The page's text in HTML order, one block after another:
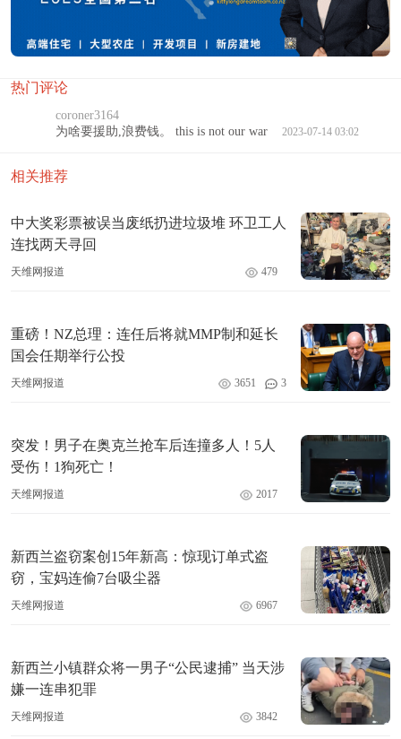
热门评论
coroner3164
为啥要援助,浪费钱。 this is not our war
2023-07-14 03:02
相关推荐
中大奖彩票被误当废纸扔进垃圾堆 环卫工人
连找两天寻回
天维网报道 479
重磅！NZ总理：连任后将就MMP制和延长
国会任期举行公投
天维网报道 3651 3
突发！男子在奥克兰抢车后连撞多人！5人
受伤！1狗死亡！
天维网报道 2017
新西兰盗窃案创15年新高：惊现订单式盗
窃，宝妈连偷7台吸尘器
天维网报道 6967
新西兰小镇群众将一男子“公民逮捕” 当天涉
嫌一连串犯罪
天维网报道 3842